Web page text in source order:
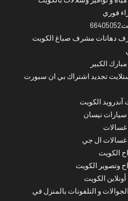
فوري
دهانات مشرف صباغ الكويت
الكبير
تجديد اشتراك بي ان سبورت
الكويت
سيارات نيسان
غسالات
غسالات ال جي
الكويت
وتصوير الكويت
الكويت
و التلفونات بالمنزل في